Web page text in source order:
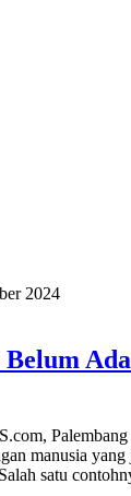
2024
manusia
satu